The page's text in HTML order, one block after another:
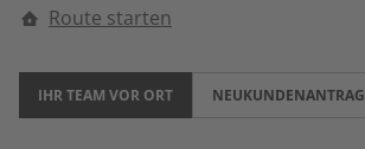
Route starten
IHR TEAM VOR ORT NEUKUNDENANTRAG